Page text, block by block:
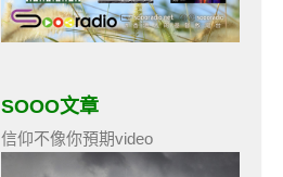
SOOO文章
信仰不像你預期video